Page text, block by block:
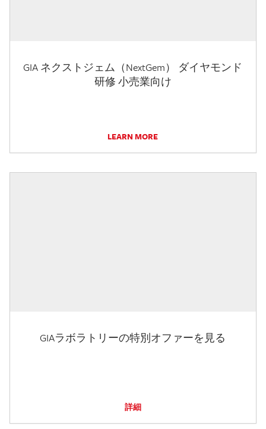
GIA ネクストジェム（NextGem） ダイヤモンド
研修 小売業向け
LEARN MORE
GIAラボラトリーの特別オファーを見る
詳細